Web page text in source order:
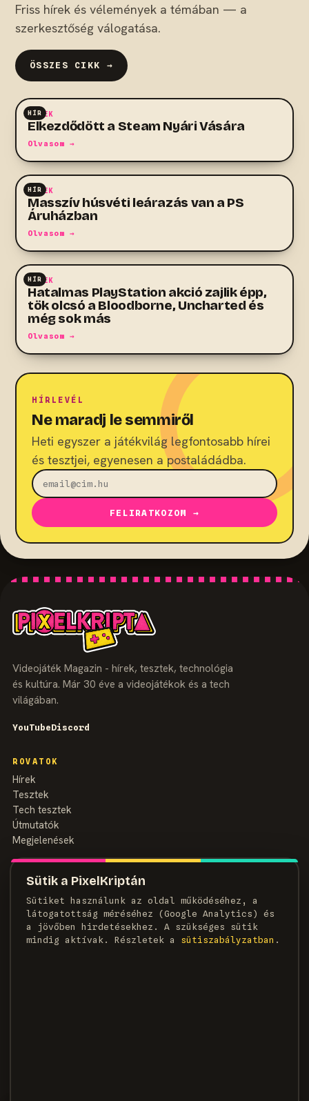
Sütik a PixelKriptán
Sütiket használunk az oldal működéséhez, a
látogatottság méréséhez (Google Analytics) és
a jövőben hirdetésekhez. A szükséges sütik
mindig aktívak. Részletek a
süti­szabályzatban .
Friss hírek és vélemények a témában — a
szerkesztőség válogatása.
ÖSSZES CIKK →
HÍR
HÍREK
Elkezdődött a Steam Nyári Vására
Olvasom →
HÍR
HÍREK
Masszív húsvéti leárazás van a PS
Áruházban
Olvasom →
HÍR
HÍREK
Hatalmas PlayStation akció zajlik épp,
tök olcsó a Bloodborne, Uncharted és
még sok más
Olvasom →
HÍRLEVÉL
Ne maradj le semmiről
Heti egyszer a játékvilág legfontosabb hírei
és tesztjei, egyenesen a postaládádba.
FELIRATKOZOM →
Videojáték Magazin - hírek, tesztek, technológia
és kultúra. Már 30 éve a videojátékok és a tech
világában.
YouTubeDiscord
ROVATOK
Hírek
Tesztek
Tech tesztek
Útmutatók
Megjelenések
MAGAZIN
Szerzők
Médiaajánlat
Kapcsolat